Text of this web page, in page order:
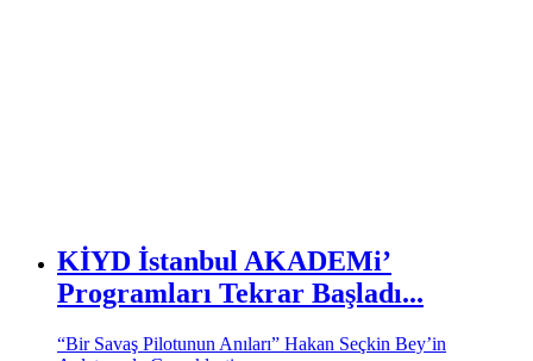
KİYD İstanbul AKADEMi’
Programları Tekrar Başladı...
“Bir Savaş Pilotunun Anıları” Hakan Seçkin Bey’in